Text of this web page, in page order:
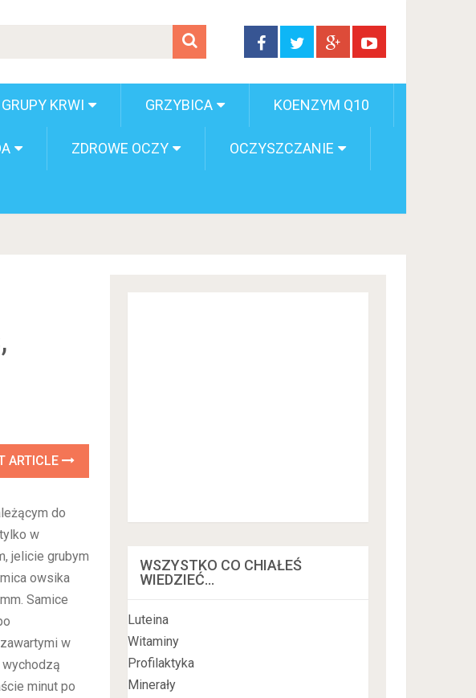
GRUPY KRWI GRZYBICA KOENZYM Q10
ZDROWE OCZY OCZYSZCZANIE
ARTICLE
do
w
jelicie grubym
owsika
Samice
w
wychodzą
minut po
WSZYSTKO CO CHIAŁEŚ
WIEDZIEĆ…
Luteina
Witaminy
Profilaktyka
Minerały